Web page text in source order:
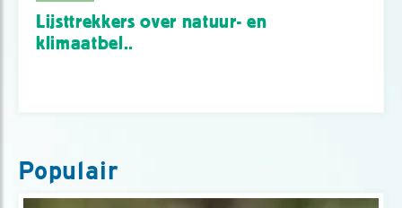
Lijsttrekkers over natuur- en
klimaatbel..
Populair